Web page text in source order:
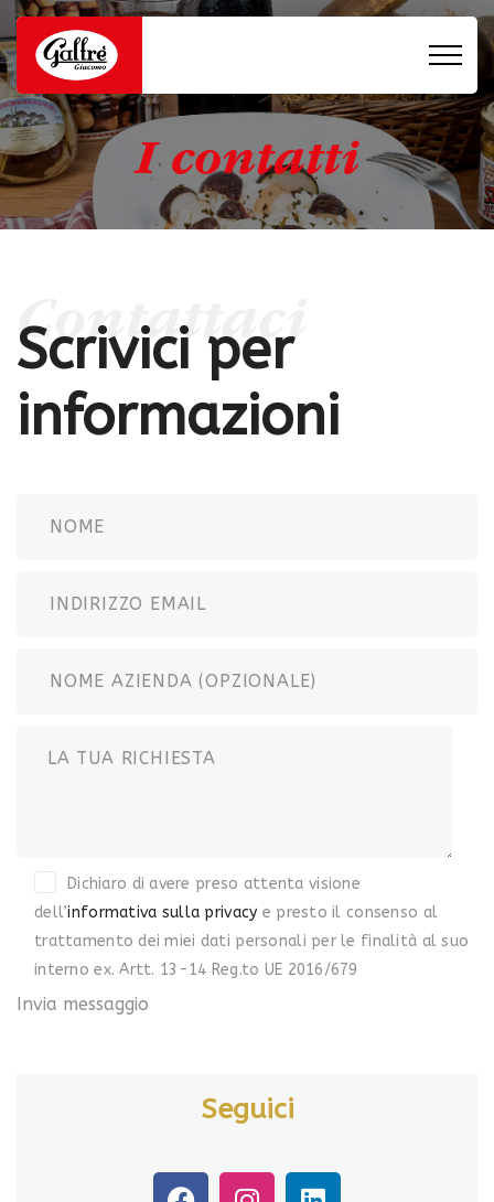
I contatti
Contattaci
Scrivici per
informazioni
Dichiaro di avere preso attenta visione
dell’informativa sulla privacy e presto il consenso al
trattamento dei miei dati personali per le finalità al suo
interno ex. Artt. 13-14 Reg.to UE 2016/679
Invia messaggio
Seguici